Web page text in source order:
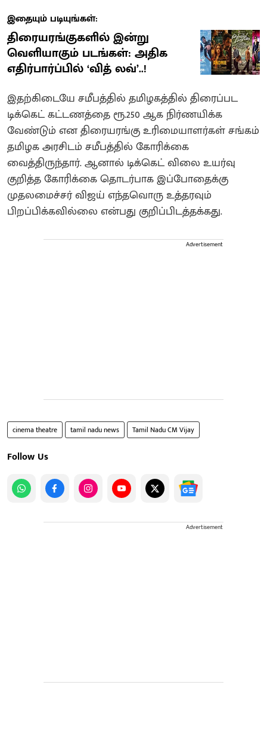
இதையும் படியுங்கள்:
திரையரங்குகளில் இன்று
வெளியாகும் படங்கள்: அதிக
எதிர்பார்ப்பில் ‘வித் லவ்’..!
இதற்கிடையே சமீபத்தில் தமிழகத்தில் திரைப்பட
டிக்கெட் கட்டணத்தை ரூ.250 ஆக நிர்ணயிக்க
வேண்டும் என திரையரங்கு உரிமையாளர்கள் சங்கம்
தமிழக அரசிடம் சமீபத்தில் கோரிக்கை
வைத்திருந்தார். ஆனால் டிக்கெட் விலை உயர்வு
குறித்த கோரிக்கை தொடர்பாக இப்போதைக்கு
முதலமைச்சர் விஜய் எந்தவொரு உத்தரவும்
பிறப்பிக்கவில்லை என்பது குறிப்பிடத்தக்கது.
Advertisement
cinema theatre tamil nadu news Tamil Nadu CM Vijay
Follow Us
Advertisement